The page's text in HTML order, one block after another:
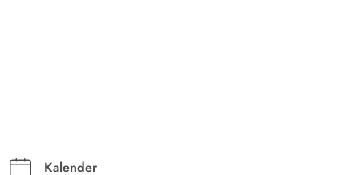
Kalender